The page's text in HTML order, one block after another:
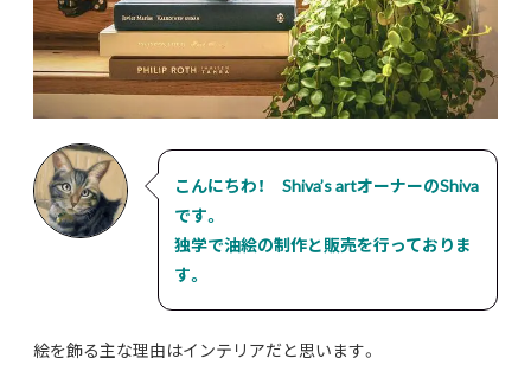
こんにちわ！ Shiva’s artオーナーのShiva
です。
独学で油絵の制作と販売を行っておりま
す。
絵を飾る主な理由はインテリアだと思います。